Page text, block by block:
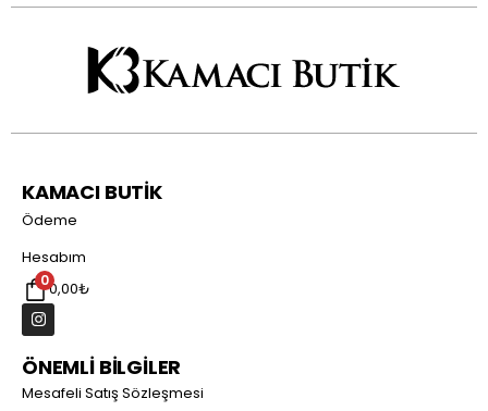
KAMACI BUTİK
Ödeme
Hesabım
00,00₺
ÖNEMLİ BİLGİLER
Mesafeli Satış Sözleşmesi